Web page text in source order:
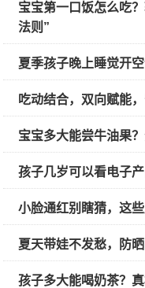
宝宝第一口饭怎么吃
法则”
夏季孩子晚上睡觉开
吃动结合，双向赋能
宝宝多大能尝牛油果
孩子几岁可以看电子
小脸通红别瞎猜，这
夏天带娃不发愁，防
孩子多大能喝奶茶？